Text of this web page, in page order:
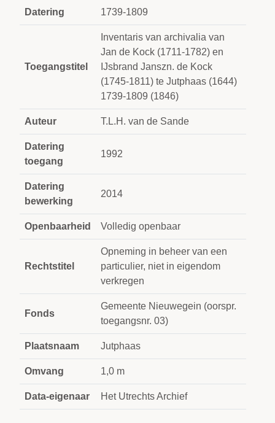
Datering 1739-1809
Toegangstitel
Inventaris van archivalia van
Jan de Kock (1711-1782) en
IJsbrand Janszn. de Kock
(1745-1811) te Jutphaas (1644)
1739-1809 (1846)
Auteur T.L.H. van de Sande
Datering
toegang
1992
Datering
bewerking
2014
Openbaarheid Volledig openbaar
Rechtstitel
Opneming in beheer van een
particulier, niet in eigendom
verkregen
Fonds
Gemeente Nieuwegein (oorspr.
toegangsnr. 03)
Plaatsnaam Jutphaas
Omvang 1,0 m
Data-eigenaar Het Utrechts Archief